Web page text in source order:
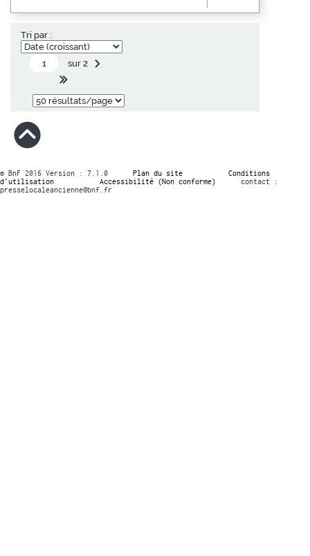
Tri par :
sur 2
© BnF 2016 Version : 7.1.0 Plan du site
Conditions
d’utilisation
Accessibilité (Non conforme)
contact :
presselocaleancienne@bnf.fr